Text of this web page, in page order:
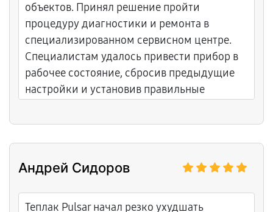
объектов. Принял решение пройти
процедуру диагностики и ремонта в
специализированном сервисном центре.
Специалистам удалось привести прибор в
рабочее состояние, сбросив предыдущие
настройки и установив правильные
Андрей Сидоров
Теплак Pulsar начал резко ухудшать